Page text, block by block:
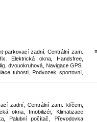
parkovací zadní, Centrální zam.
Elektrická okna, Handsfree,
dvouokruhová, Navigace GPS,
tuhosti, Podvozek sportovní,
zadní, Centrální zam. klíčem,
okna, Imobilizér, Klimatizace
Palubní počítač, Převodovka